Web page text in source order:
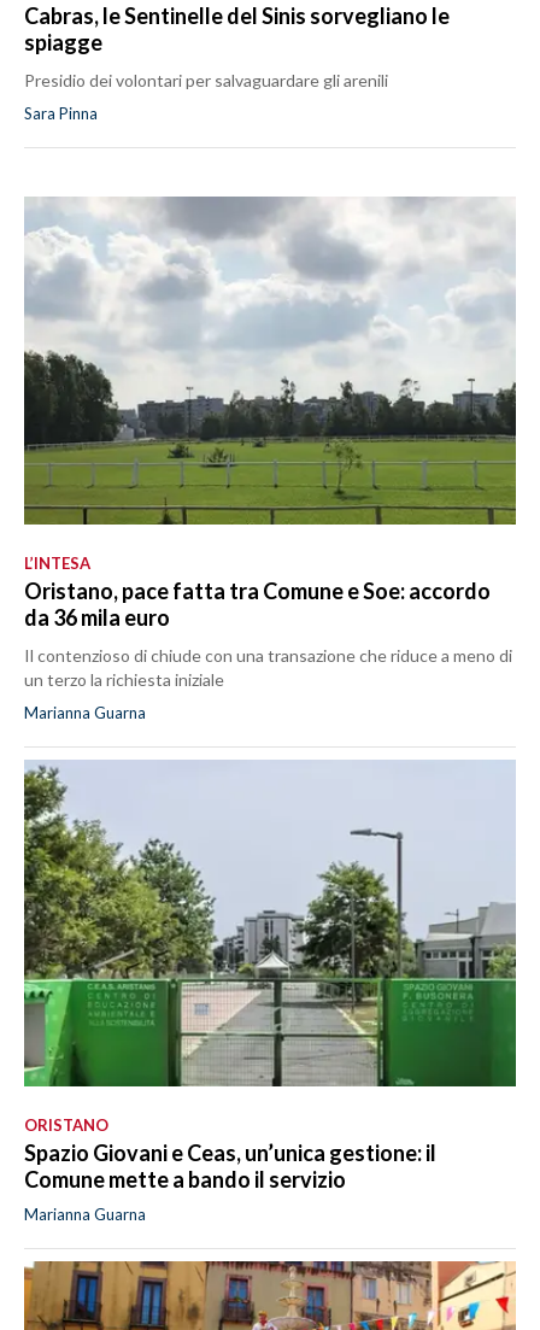
Cabras, le Sentinelle del Sinis sorvegliano le
spiagge
Presidio dei volontari per salvaguardare gli arenili
Sara Pinna
L’INTESA
Oristano, pace fatta tra Comune e Soe: accordo
da 36 mila euro
Il contenzioso di chiude con una transazione che riduce a meno di
un terzo la richiesta iniziale
Marianna Guarna
ORISTANO
Spazio Giovani e Ceas, un’unica gestione: il
Comune mette a bando il servizio
Marianna Guarna